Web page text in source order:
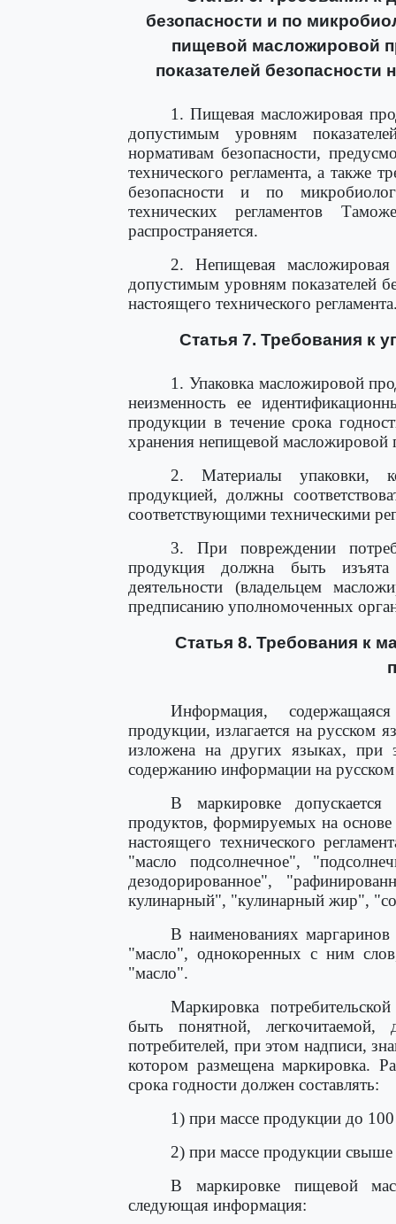
безопасности и по
пищевой масложировой
показателей
1. Пищевая масложировая
допустимым уровням
нормативам безопасности,
технического регламента, а также
безопасности и по
технических регламентов
распространяется.
2. Непищевая
допустимым уровням показателей
настоящего технического
Статья 7. Требования к
1. Упаковка масложировой
неизменность ее
продукции в течение срока
хранения непищевой масложировой
2. Материалы упаковки,
продукцией, должны
соответствующими техническими
3. При повреждении
продукция должна быть
деятельности (владельцем
предписанию уполномоченных
Статья 8. Требования к
Информация,
продукции, излагается на русском
изложена на других языках, при
содержанию информации на
В маркировке
продуктов, формируемых на
настоящего технического
"масло подсолнечное",
дезодорированное",
кулинарный", "кулинарный жир",
В наименованиях маргаринов
"масло", однокоренных с ним
"масло".
Маркировка
быть понятной,
потребителей, при этом надписи,
котором размещена маркировка.
срока годности должен составлять:
1) при массе продукции до
2) при массе продукции
В маркировке пищевой
следующая информация: